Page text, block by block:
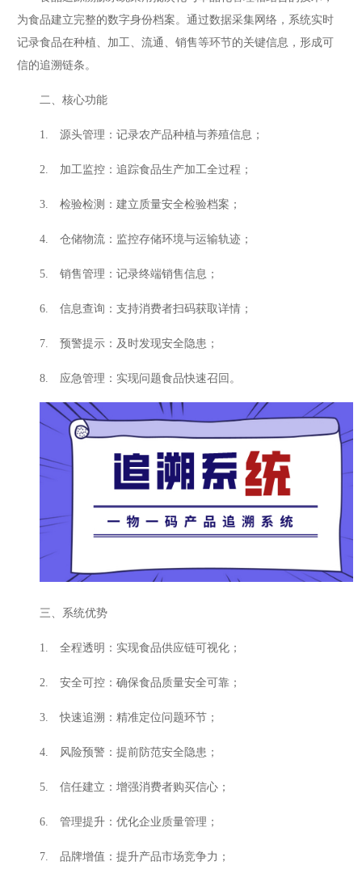
为食品建立完整的数字身份档案。通过数据采集网络，系统实时
记录食品在种植、加工、流通、销售等环节的关键信息，形成可
信的追溯链条。
二、核心功能
1. 源头管理：记录农产品种植与养殖信息；
2. 加工监控：追踪食品生产加工全过程；
3. 检验检测：建立质量安全检验档案；
4. 仓储物流：监控存储环境与运输轨迹；
5. 销售管理：记录终端销售信息；
6. 信息查询：支持消费者扫码获取详情；
7. 预警提示：及时发现安全隐患；
8. 应急管理：实现问题食品快速召回。
三、系统优势
1. 全程透明：实现食品供应链可视化；
2. 安全可控：确保食品质量安全可靠；
3. 快速追溯：精准定位问题环节；
4. 风险预警：提前防范安全隐患；
5. 信任建立：增强消费者购买信心；
6. 管理提升：优化企业质量管理；
7. 品牌增值：提升产品市场竞争力；